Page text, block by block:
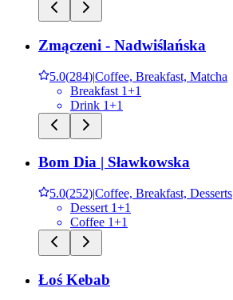
Zmączeni - Nadwiślańska
5.0(284)|Coffee, Breakfast, Matcha
Breakfast 1+1
Drink 1+1
Bom Dia | Sławkowska
5.0(252)|Coffee, Breakfast, Desserts
Dessert 1+1
Coffee 1+1
Łoś Kebab